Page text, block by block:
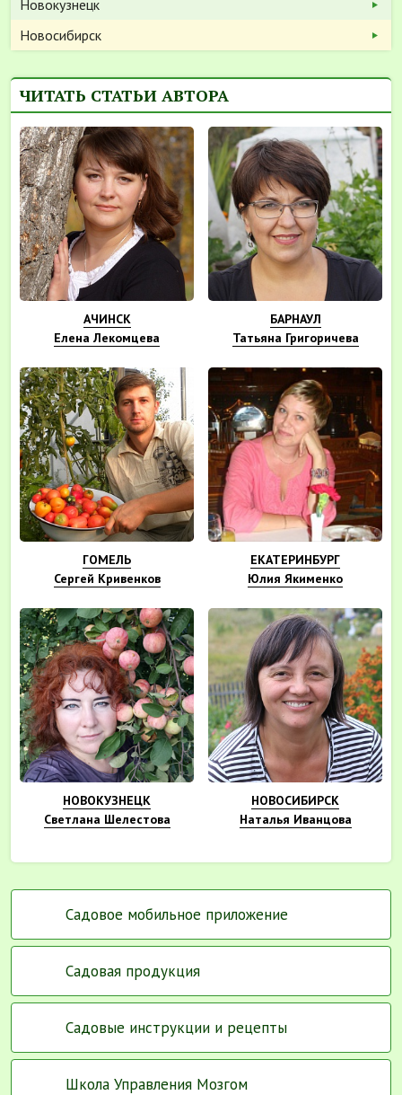
Новокузнецк
Новосибирск
ЧИТАТЬ СТАТЬИ АВТОРА
АЧИНСК
Елена Лекомцева
БАРНАУЛ
Татьяна Григоричева
ГОМЕЛЬ
Сергей Кривенков
ЕКАТЕРИНБУРГ
Юлия Якименко
НОВОКУЗНЕЦК
Светлана Шелестова
НОВОСИБИРСК
Наталья Иванцова
Садовое мобильное приложение
Садовая продукция
Садовые инструкции и рецепты
Школа Управления Мозгом